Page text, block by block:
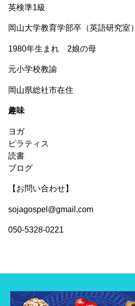
英検準1級
岡山大学教育学部卒（英語研究室）
1980年生まれ 2娘の母
元小学校教諭
岡山県総社市在住
趣味
ヨガ
ピラティス
読書
ブログ
【お問い合わせ】
sojagospel@gmail.com
050-5328-0221